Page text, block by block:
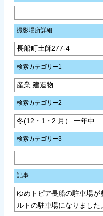
撮影場所詳細
長船町土師277-4
検索カテゴリー1
産業 建造物
検索カテゴリー2
冬(12・1・2 月） 一年中
検索カテゴリー3
記事
ゆめトピア長船の駐車場
ルトの駐車場になりました。